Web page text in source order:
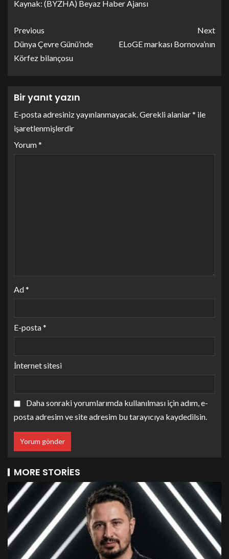
Kaynak: (BYZHA) Beyaz Haber Ajansı
Previous
Dünya Çevre Günü’nde
Körfez bilançosu
Next
ELoGE markası Bornova’nın
Bir yanıt yazın
E-posta adresiniz yayınlanmayacak. Gerekli alanlar* ile
işaretlenmişlerdir
Yorum*
Ad*
E-posta*
İnternet sitesi
Daha sonraki yorumlarımda kullanılması için adım, e-
posta adresim ve site adresim bu tarayıcıya kaydedilsin.
MORE STORIES